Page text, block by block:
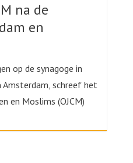
na de
en
op de synagoge in
schreef het
en Moslims (OJCM)